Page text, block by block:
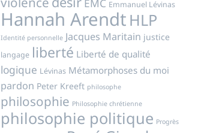
EMC Emmanuel Lévinas
Hannah Arendt HLP
Identité personnelle Jacques Maritain justice
langage liberté Liberté de qualité
logique Lévinas Métamorphoses du moi
pardon Peter Kreeft philosophe
philosophie Philosophie chrétienne
philosophie politique Progrès